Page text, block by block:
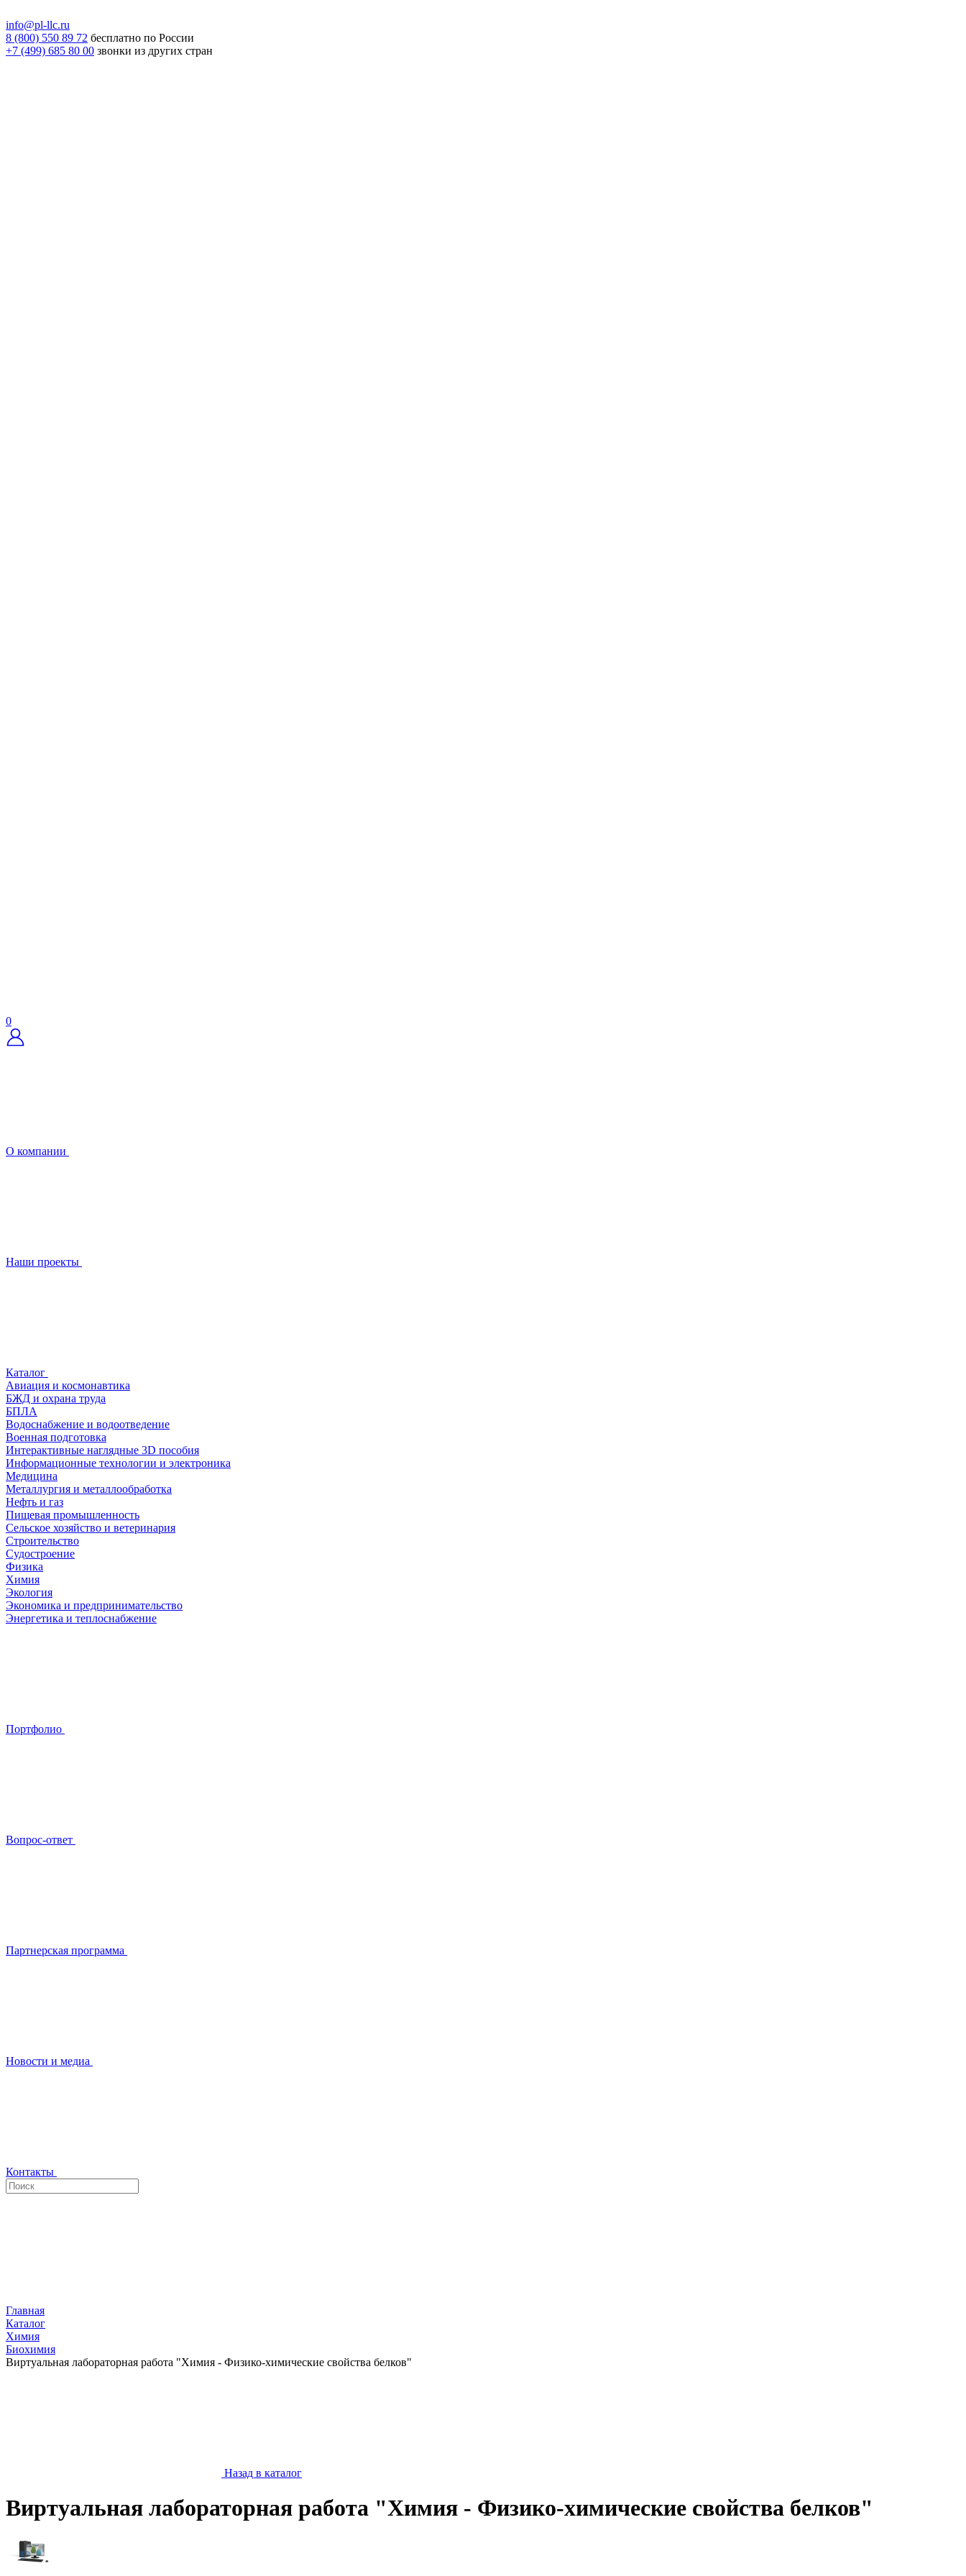
info@pl-llc.ru
8 (800) 550 89 72 бесплатно по России
+7 (499) 685 80 00 звонки из других стран
0
О компании
Наши проекты
Каталог
Авиация и космонавтика
БЖД и охрана труда
БПЛА
Водоснабжение и водоотведение
Военная подготовка
Интерактивные наглядные 3D пособия
Информационные технологии и электроника
Медицина
Металлургия и металлообработка
Нефть и газ
Пищевая промышленность
Сельское хозяйство и ветеринария
Строительство
Судостроение
Физика
Химия
Экология
Экономика и предпринимательство
Энергетика и теплоснабжение
Портфолио
Вопрос-ответ
Партнерская программа
Новости и медиа
Контакты
Главная
Каталог
Химия
Биохимия
Виртуальная лабораторная работа "Химия - Физико-химические свойства белков"
Назад в каталог
Виртуальная лабораторная работа "Химия - Физико-химические свойства белков"